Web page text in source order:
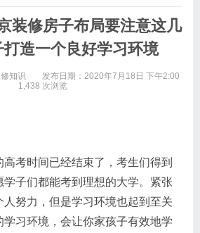
装修房子布局要注意这几
打造一个良好学习环境
知识
发布日期：2020年7月18日 下午2:00
1,438 次浏览
时间已经结束了，考生们得到
学子们都能考到理想的大学。紧张
人努力，但是学习环境也起到至关
习环境，会让你家孩子有效地学